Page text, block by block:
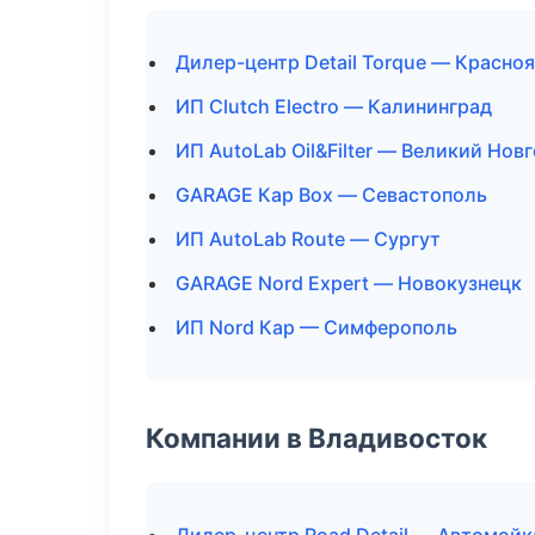
Дилер-центр Detail Torque —
ИП Clutch Electro — Калининград
ИП AutoLab Oil&Filter — Великий
GARAGE Кар Box — Севастополь
ИП AutoLab Route — Сургут
GARAGE Nord Expert — Новокузнецк
ИП Nord Кар — Симферополь
Компании в Владивосток